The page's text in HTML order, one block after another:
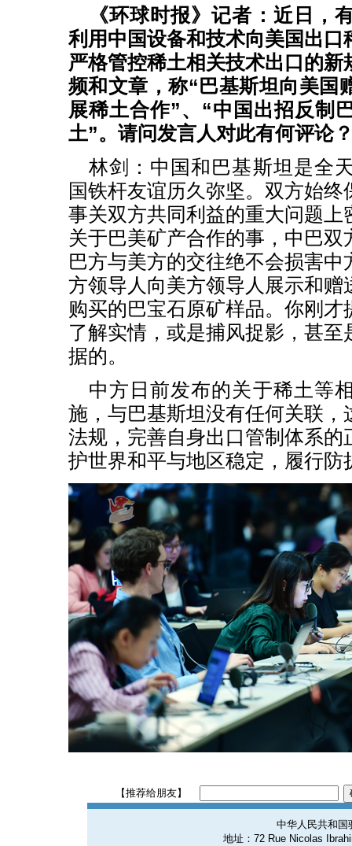
《环球时报》记者：近日，
利用中国设备和技术向美国出口
严格管控稀土相关技术出口的
频和文章，称“巴基斯坦向美国
展稀土合作”、“中国出招反制
土”。请问发言人对此有何评论
林剑：中国和巴基斯坦是全
国铁杆友谊历久弥坚。双方始
事关双方共同利益的重大问题上
关于巴美矿产合作的事，中巴
巴方与美方的交往绝不会损害
方领导人向美方领导人展示和赠
购买的巴宝石原矿样品。你刚
了解实情，或是捕风捉影，甚
据的。
中方日前发布的关于稀土等
施，与巴基斯坦没有任何关联，
法规，完善自身出口管制体系的
护世界和平与地区稳定，履行防
【推荐给朋友】
中华人民共和国
地址：72 Rue Nicolas